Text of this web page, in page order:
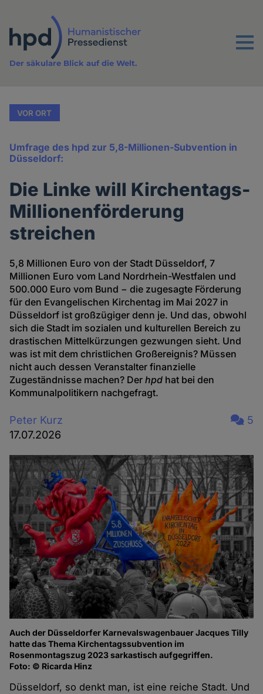
Inhalt
Menu
Der säkulare Blick auf die Welt.
VOR ORT
Umfrage des hpd zur 5,8-Millionen-Subvention in
Düsseldorf:
Die Linke will Kirchentags-
Millionenförderung
streichen
5,8 Millionen Euro von der Stadt Düsseldorf, 7
Millionen Euro vom Land Nordrhein-Westfalen und
500.000 Euro vom Bund − die zugesagte Förderung
für den Evangelischen Kirchentag im Mai 2027 in
Düsseldorf ist großzügiger denn je. Und das, obwohl
sich die Stadt im sozialen und kulturellen Bereich zu
drastischen Mittelkürzungen gezwungen sieht. Und
was ist mit dem christlichen Großereignis? Müssen
nicht auch dessen Veranstalter finanzielle
Zugeständnisse machen? Derhpd hat bei den
Kommunalpolitikern nachgefragt.
Peter Kurz
17.07.2026
5
Auch der Düsseldorfer Karnevalswagenbauer Jacques Tilly
hatte das Thema Kirchentagssubvention im
Rosenmontagszug 2023 sarkastisch aufgegriffen.
Foto: © Ricarda Hinz
Düsseldorf, so denkt man, ist eine reiche Stadt. Und